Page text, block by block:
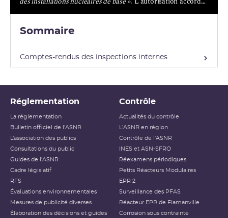
par l’article L. 592-14-1 tient donc lieu, en droit,
exercées au sein de l’ASNR. Afin d’assurer la maîtrise des
vis-à-vis des risques liés aux rayonnements ionisants, et par
souci d’alignement sur les règles qu’elle fait appliquer aux
principe d’un encadrement interne de ses activités
nucléaires, calqué sur la réglementation applicable aux
activités nucléaires de droit commun. En tant qu’autorité de
contrôle, l’ASNR se doit d’être exemplaire dans l’application
de ce cadre à ses propres activités.
Sommaire
Comptes-rendus des inspections internes
Réglementation
La réglementation
Bulletin officiel de l'ASNR
L’association des publics
Consultations du public
Guides de l'ASNR
Cadre législatif
RFS
Évaluations environnementales
Mesures de publicité diverses
Élaboration des décisions et guides
Contrôle
Actualités du contrôle
L'ASNR en région
Contrôle de l'ASNR
INES et ASN-SFRO
Réexamens périodiques
Petits Réacteurs Modulaires
EPR 2
Surveillance des PFAS
Réacteur EPR de Flamanville
Corrosion sous contrainte